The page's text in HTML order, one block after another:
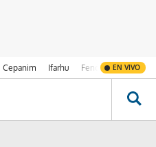
Cepanim Ifarhu Fenómeno de El
EN VIVO